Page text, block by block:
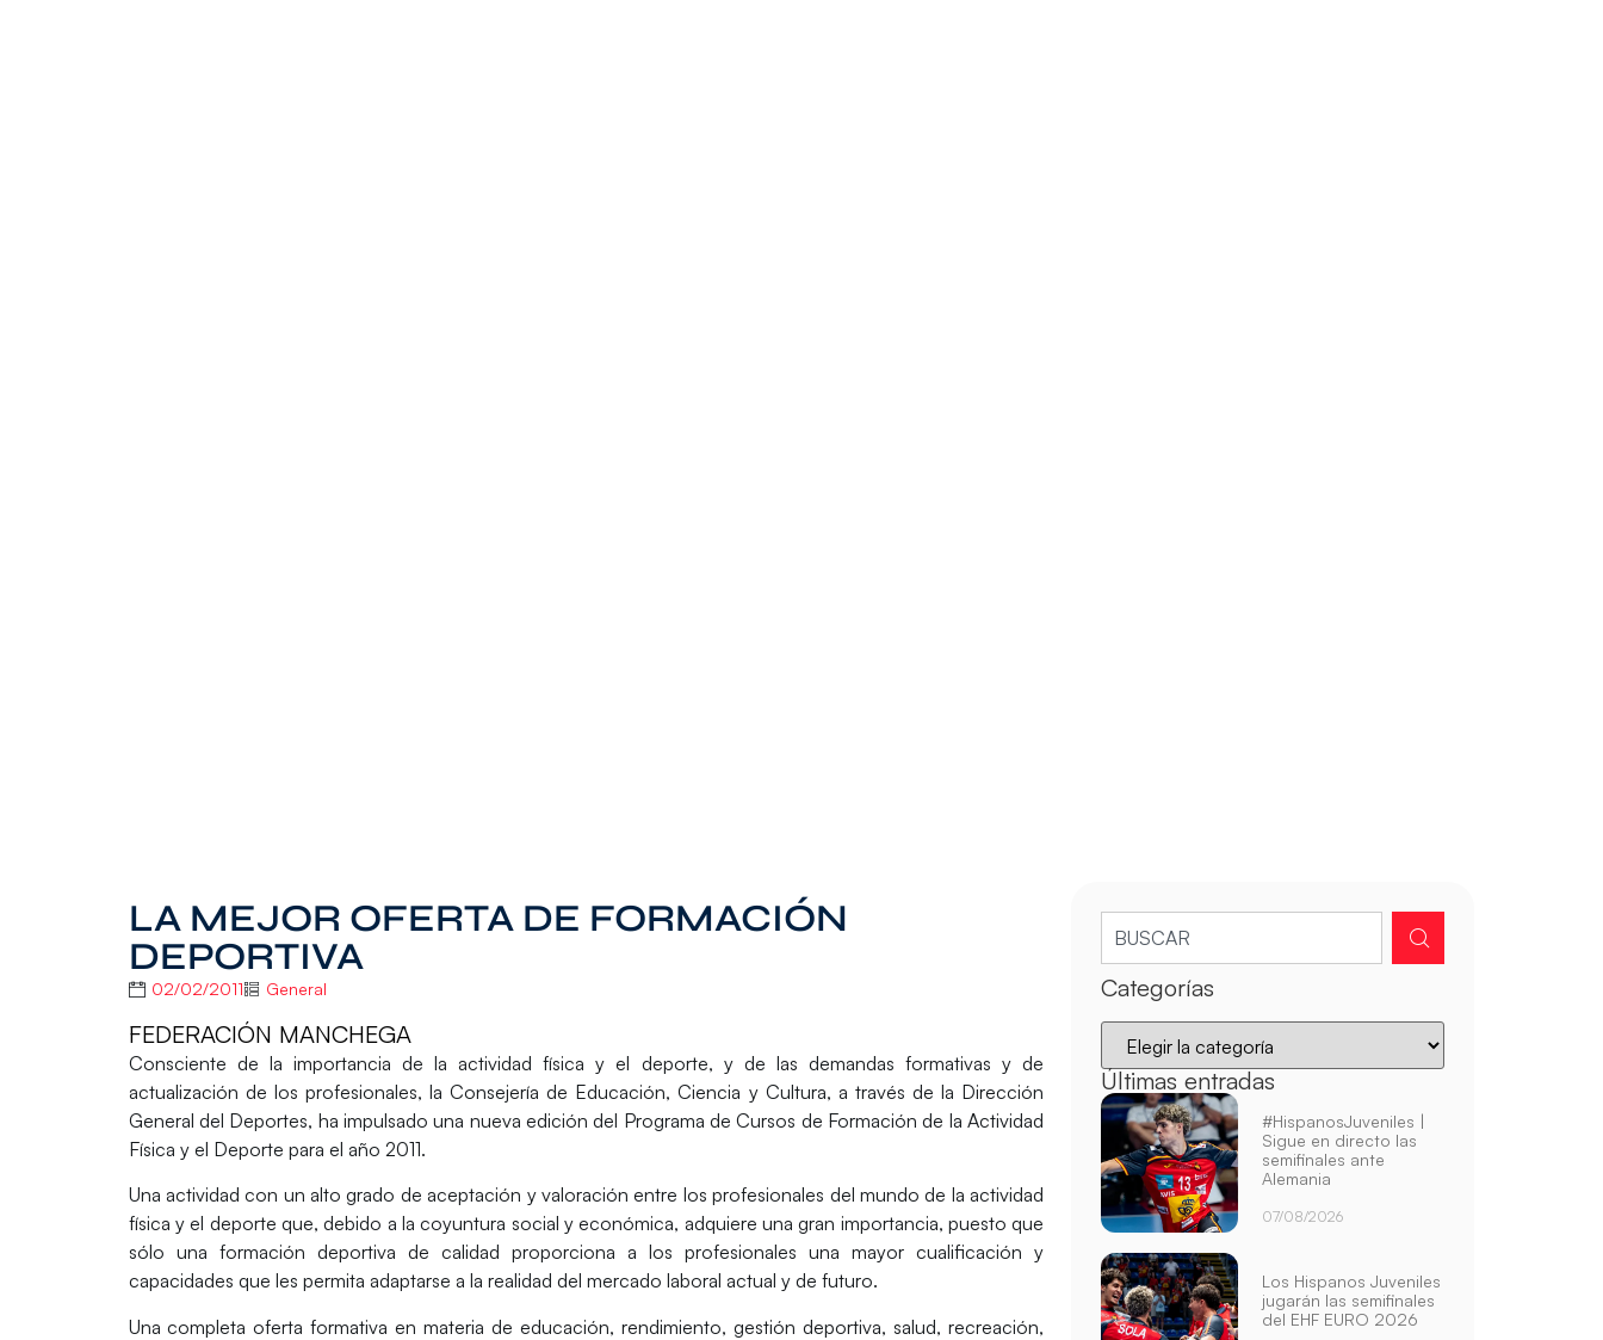
LA MEJOR OFERTA DE FORMACIÓN
DEPORTIVA
02/02/2011 General
FEDERACIÓN MANCHEGA
Consciente de la importancia de la actividad física y el deporte, y de las demandas formativas y de
actualización de los profesionales, la Consejería de Educación, Ciencia y Cultura, a través de la Dirección
General del Deportes, ha impulsado una nueva edición del Programa de Cursos de Formación de la Actividad
Física y el Deporte para el año 2011.
Una actividad con un alto grado de aceptación y valoración entre los profesionales del mundo de la actividad
física y el deporte que, debido a la coyuntura social y económica, adquiere una gran importancia, puesto que
sólo una formación deportiva de calidad proporciona a los profesionales una mayor cualificación y
capacidades que les permita adaptarse a la realidad del mercado laboral actual y de futuro.
Una completa oferta formativa en materia de educación, rendimiento, gestión deportiva, salud, recreación,
Categorías
Últimas entradas
#HispanosJuveniles |
Sigue en directo las
semifinales ante
Alemania
07/08/2026
Los Hispanos Juveniles
jugarán las semifinales
del EHF EURO 2026